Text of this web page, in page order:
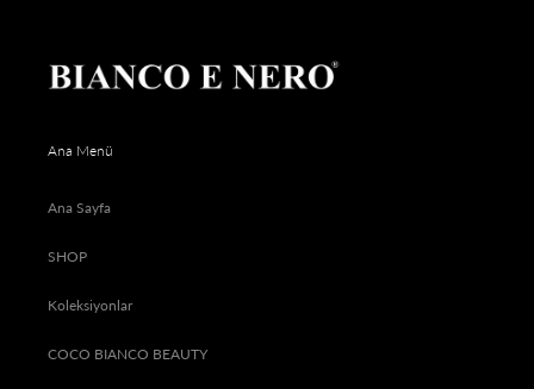
Ana Menü
Ana Sayfa
SHOP
Koleksiyonlar
COCO BIANCO BEAUTY